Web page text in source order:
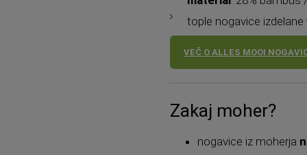
tople nogavice
VEČ O ALLES MOOI
Zakaj moher?
nogavice iz moherja